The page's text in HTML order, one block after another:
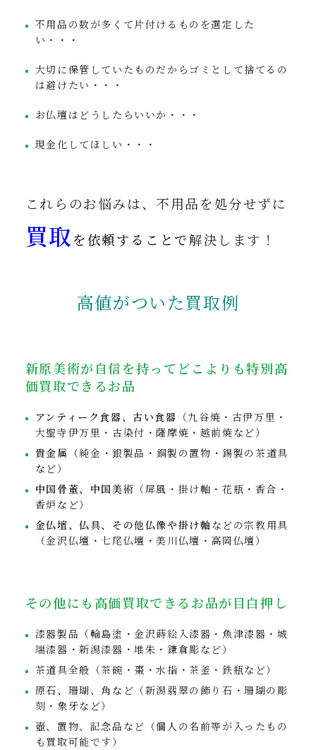
不用品の数が多くて片付けるものを選定した
い・・・
大切に保管していたものだからゴミとして捨てるの
は避けたい・・・
お仏壇はどうしたらいいか・・・
現金化してほしい・・・
これらのお悩みは、不用品を処分せずに
買取 を依頼することで解決します！
高値がついた買取例
新原美術が自信を持ってどこよりも特別高
価買取できるお品
アンティーク食器、古い食器 （九谷焼・古伊万里・
大聖寺伊万里・古染付・薩摩焼・越前焼など）
貴金属 （純金・銀製品・銅製の置物・錫製の茶道具
など）
中国骨董、中国美術 （屏風・掛け軸・花瓶・香合・
香炉など）
金仏壇、仏具、その他仏像や掛け軸 などの宗教用具
（金沢仏壇・七尾仏壇・美川仏壇・高岡仏壇）
その他にも高価買取できるお品が目白押し
漆器製品（輪島塗・金沢蒔絵入漆器・魚津漆器・城
端漆器・新潟漆器・堆朱・鎌倉彫など）
茶道具全般（茶碗・棗・水指・茶釜・鉄瓶など）
原石、珊瑚、角など（新潟翡翠の飾り石・珊瑚の彫
刻・象牙など）
壺、置物、記念品など（個人の名前等が入ったもの
も買取可能です）